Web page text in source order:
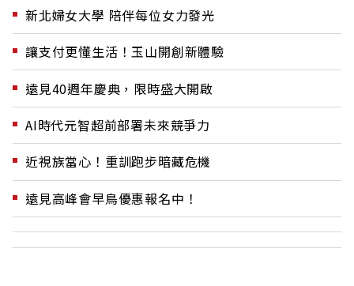
新北婦女大學 陪伴每位女力發光
讓支付更懂生活！玉山開創新體驗
遠見40週年慶典，限時盛大開啟
AI時代元智超前部署未來競爭力
近視族當心！重訓跑步暗藏危機
遠見高峰會早鳥優惠報名中！